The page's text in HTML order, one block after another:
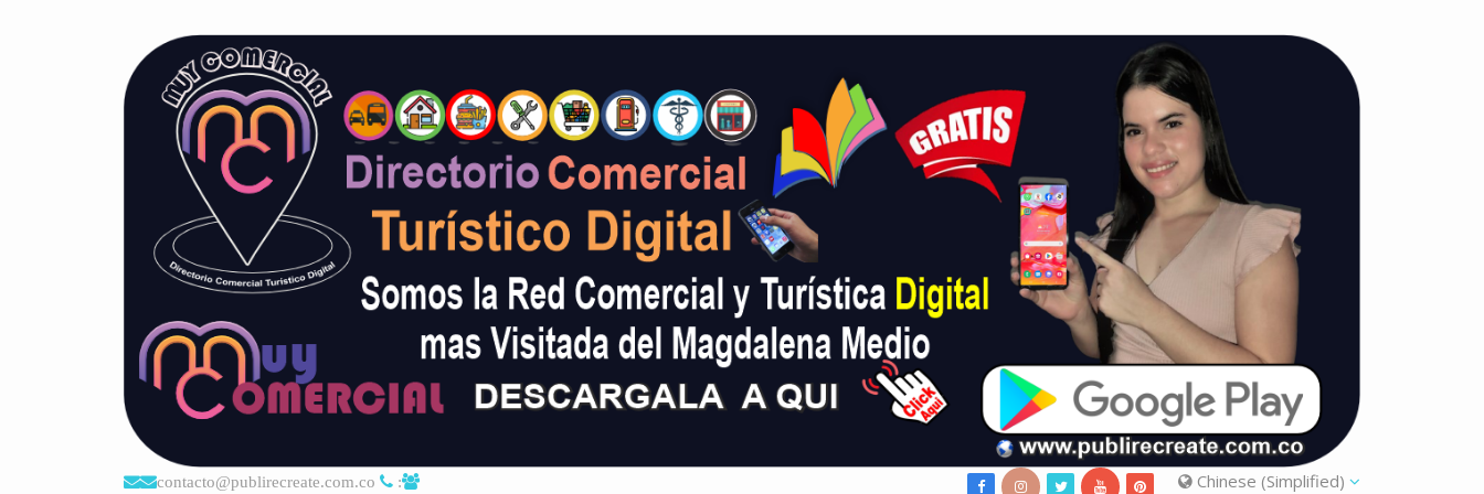
contacto@publirecreate.com.co : Chinese (Simplified)